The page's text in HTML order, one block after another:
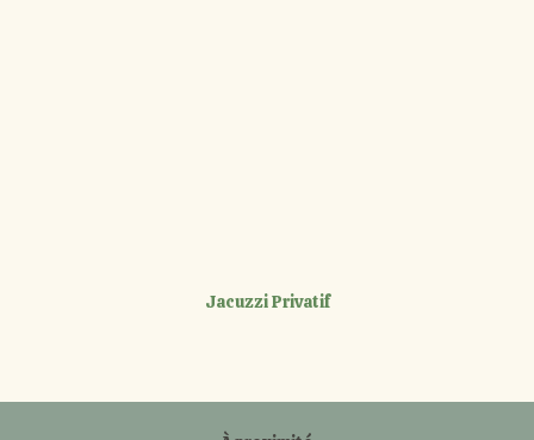
Jacuzzi Privatif